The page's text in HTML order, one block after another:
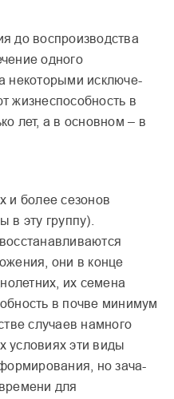
до воспроизводства
одного
некоторыми исключе­
жизнеспособность в
лет, а в основном – в
и более сезонов
в эту груп­пу).
они в конце
их семена
в почве минимум
случаев намного
условиях эти виды
но зача­
для